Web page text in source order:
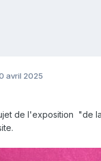
avril 2025
de l'exposition "de la